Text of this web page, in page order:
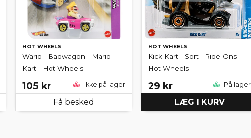
HOT WHEELS
Wario - Badwagon - Mario
Kart - Hot Wheels
105 kr Ikke på lager
Få besked
HOT WHEELS
Kick Kart - Sort - Ride-Ons -
Hot Wheels
29 kr På lager
LÆG I KURV